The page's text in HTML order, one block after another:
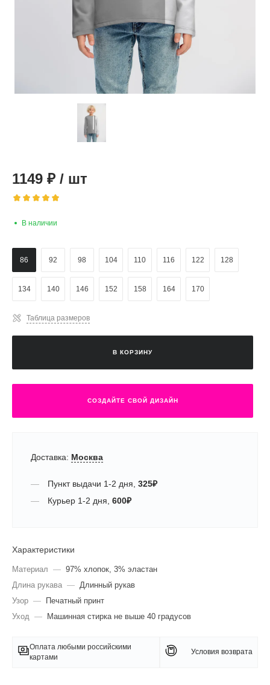
1149 ₽ / шт
В наличии
86 92 98 104 110 116 122 128
134 140 146 152 158 164 170
Таблица размеров
В КОРЗИНУ
СОЗДАЙТЕ СВОЙ ДИЗАЙН
Доставка: Москва
Пункт выдачи 1-2 дня 325₽
Курьер 1-2 дня 600₽
Характеристики
Материал — 97% хлопок, 3% эластан
Длина рукава — Длинный рукав
Узор — Печатный принт
Уход — Машинная стирка не выше 40 градусов
Оплата любыми российскими
картами
Условия возврата